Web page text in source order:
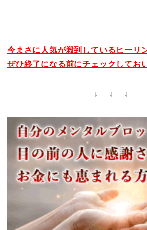
今まさに人気が殺到しているヒーリ
ぜひ終了になる前にチェックしてお
↓ ↓ ↓